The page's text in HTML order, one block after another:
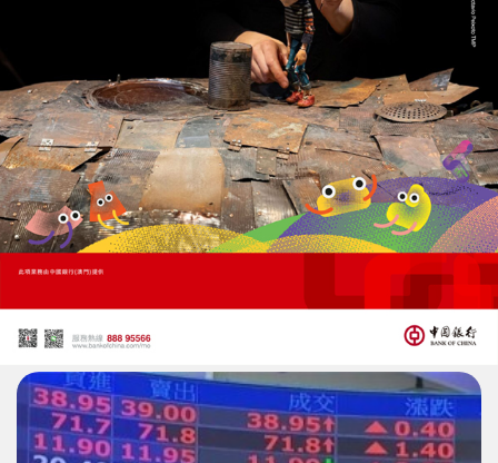
官媒：中國海警以行動告訴世界
03/06/2026